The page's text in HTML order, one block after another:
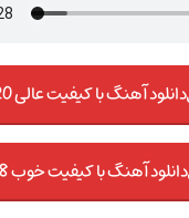
دانلود آهنگ با کیفیت عالی 320
دانلود آهنگ با کیفیت خوب 128